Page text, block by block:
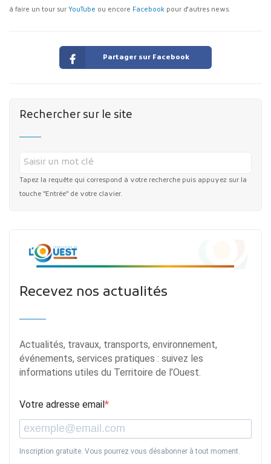
à faire un tour sur YouTube ou encore Facebook pour d'autres news.
Partager sur Facebook
Rechercher sur le site
Tapez la requête qui correspond à votre recherche puis appuyez sur la
touche "Entrée" de votre clavier.
Recevez nos actualités
Actualités, travaux, transports, environnement,
événements, services pratiques : suivez les
informations utiles du Territoire de l’Ouest.
Votre adresse email
Inscription gratuite. Vous pourrez vous désabonner à tout moment.